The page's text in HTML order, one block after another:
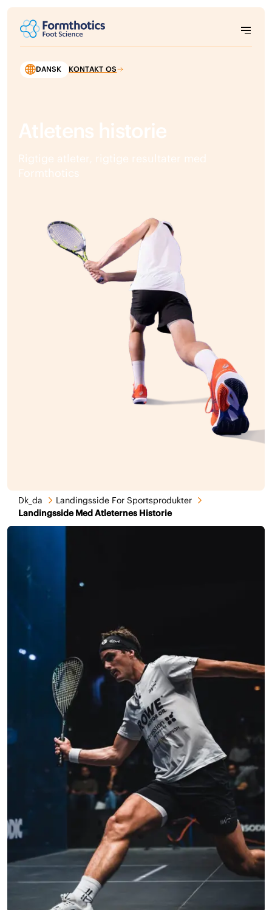
DANSK KONTAKT OS
Atletens historie
Rigtige atleter, rigtige resultater med
Formthotics
Dk_da
Landingsside For Sportsprodukter
Landingsside Med Atleternes Historie